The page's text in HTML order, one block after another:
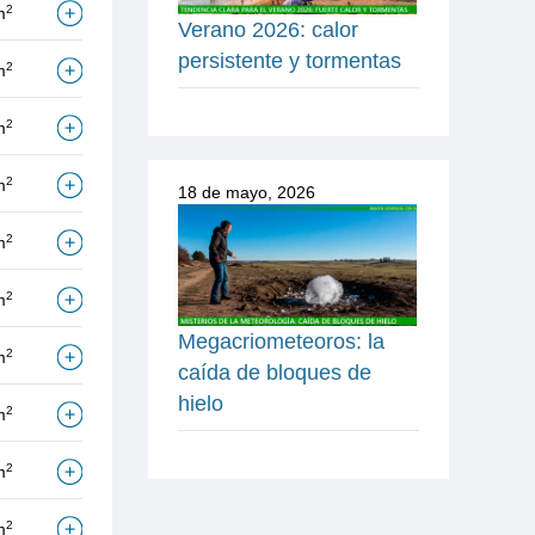
2
2
2
2
2
2
2
2
2
2
Verano 2026: calor
persistente y tormentas
18 de mayo, 2026
Megacriometeoros: la
caída de bloques de
hielo